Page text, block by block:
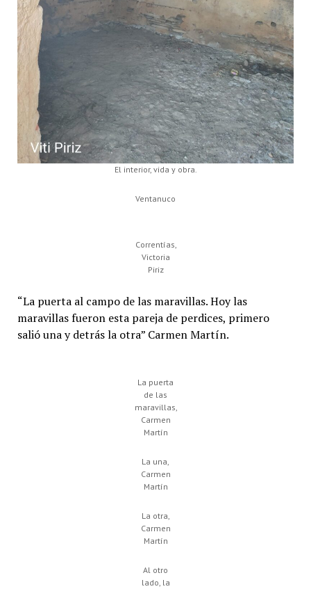
El interior, vida y obra.
Ventanuco
Correntías,
Victoria
Piriz
“La puerta al campo de las maravillas. Hoy las
maravillas fueron esta pareja de perdices, primero
salió una y detrás la otra” Carmen Martín.
La puerta
de las
maravillas,
Carmen
Martín
La una,
Carmen
Martín
La otra,
Carmen
Martín
Al otro
lado, la